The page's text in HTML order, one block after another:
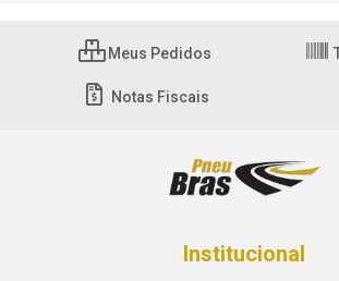
Meus Pedidos
Notas Fiscais
Institucional